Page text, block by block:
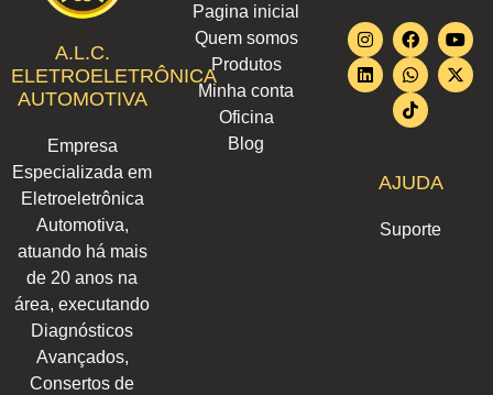
A.L.C.
ELETROELETRÔNICA
AUTOMOTIVA
Empresa
Especializada em
Eletroeletrônica
Automotiva,
atuando há mais
de 20 anos na
área, executando
Diagnósticos
Avançados,
Consertos de
Pagina inicial
Quem somos
Produtos
Minha conta
Oficina
Blog
I
n
s
t
F
a
c
e
b
o
Y
o
u
t
L
i
n
k
W
h
a
t
s
a
X
-
t
w
T
i
k
t
o
k
AJUDA
Suporte